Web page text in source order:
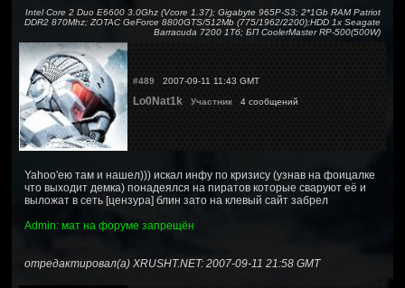
Intel Core 2 Duo E6600 3.0Ghz (Vcore 1.37); Gigabyte 965P-S3; 2*1Gb RAM Patriot
DDR2 870Mhz; ZOTAC GeForce 8800GTS/512Mb (775/1962/2200);HDD 1x Seagate
Barracuda 7200 1Тб; БП CoolerMaster RP-500(500W)
#489 2007-09-11 11:43 GMT
Lo0Nat1k Участник 4 сообщений
Yahoo'ею там и нашел))) искал инфу по кризису (узнав на фоицалке
что выходит демка) понадеялся на пиратов которые сваруют её и
выложат в сеть [цензура] блин зато на клевый сайт забрел
Admin: мат на форуме запрещён
отредактировал(а) XRUSHT.NET: 2007-09-11 21:58 GMT